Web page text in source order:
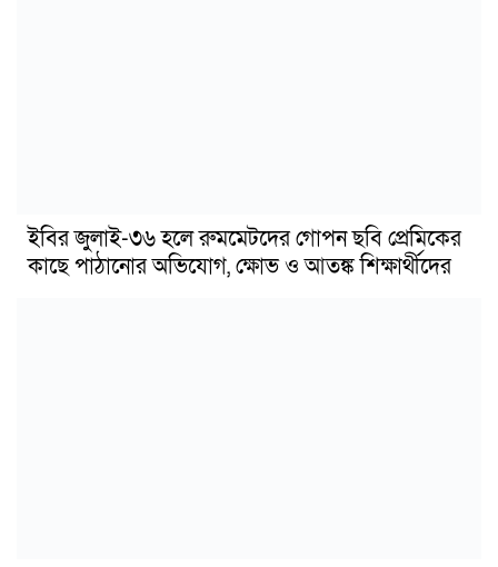
ইবির জুলাই-৩৬ হলে রুমমেটদের গোপন ছবি প্রেমিকের
কাছে পাঠানোর অভিযোগ, ক্ষোভ ও আতঙ্ক শিক্ষার্থীদের